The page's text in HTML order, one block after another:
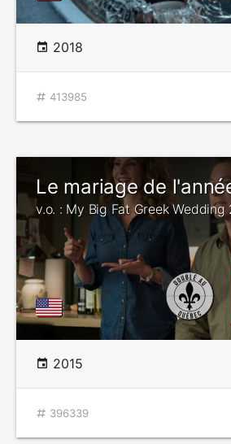
2018
413985
Le mariage de
v.o. : My Big Fat Greek Wedding
2015
396339